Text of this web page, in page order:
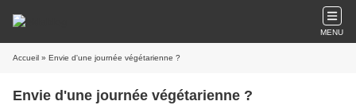
MENU
Accueil » Envie d'une journée végétarienne ?
Envie d'une journée végétarienne ?